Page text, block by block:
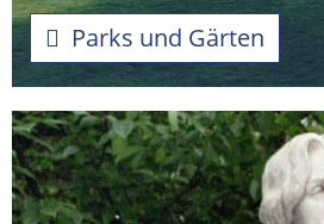
Parks und Gärten